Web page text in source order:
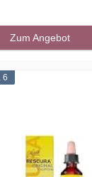
Zum Angebot
6